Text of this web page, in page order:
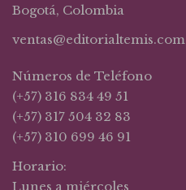
Bogotá, Colombia
ventas@editorialtemis.com
Números de Teléfono
(+57) 316 834 49 51
(+57) 317 504 32 83
(+57) 310 699 46 91
Horario:
Lunes a miércoles